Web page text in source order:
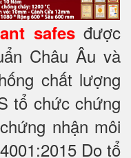
safesđược
Châu Âu và
chất lượng
tổ chức chứng
nhận môi
Do tổ